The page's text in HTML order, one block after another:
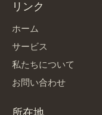
リンク
ホーム
サービス
私たちについて
お問い合わせ